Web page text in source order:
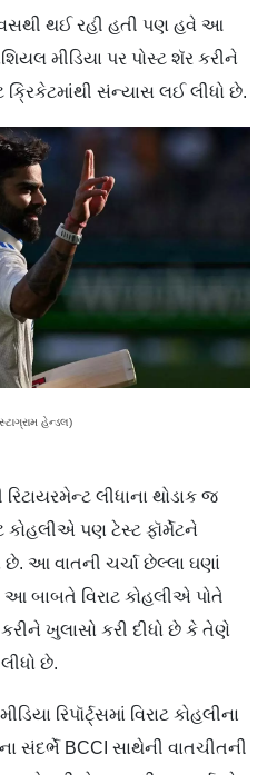
થઈ રહી હતી પણ હવે આ
મીડિયા પર પોસ્ટ શૅર કરીને
ક્રિકેટમાંથી સંન્યાસ લઈ લીધો છે.
હેન્ડલ)
રિટાયરમેન્ટ લીધાના થોડાક જ
કોહલીએ પણ ટેસ્ટ ફૉર્મેટને
છે. આ વાતની ચર્ચા છેલ્લા ઘણાં
બાબતે વિરાટ કોહલીએ પોતે
ખુલાસો કરી દીધો છે કે તેણે
છે.
રિપૉર્ટ્સમાં વિરાટ કોહલીના
સંદર્ભે BCCI સાથેની વાતચીતની